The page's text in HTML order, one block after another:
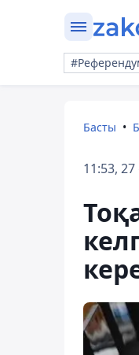
Басты
11:53, 27